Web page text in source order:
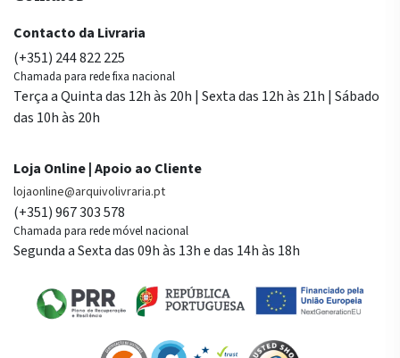
Contacto da Livraria
(+351) 244 822 225
Chamada para rede fixa nacional
Terça a Quinta das 12h às 20h | Sexta das 12h às 21h | Sábado
das 10h às 20h
Loja Online | Apoio ao Cliente
lojaonline@arquivolivraria.pt
(+351) 967 303 578
Chamada para rede móvel nacional
Segunda a Sexta das 09h às 13h e das 14h às 18h